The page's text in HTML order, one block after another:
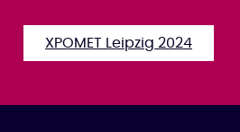
XPOMET Leipzig 2024